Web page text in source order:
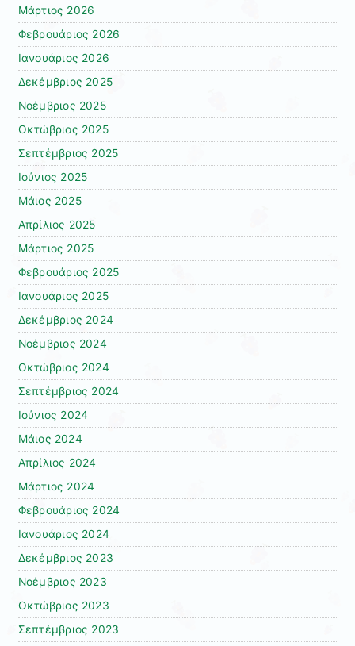
Μάρτιος 2026
Φεβρουάριος 2026
Ιανουάριος 2026
Δεκέμβριος 2025
Νοέμβριος 2025
Οκτώβριος 2025
Σεπτέμβριος 2025
Ιούνιος 2025
Μάιος 2025
Απρίλιος 2025
Μάρτιος 2025
Φεβρουάριος 2025
Ιανουάριος 2025
Δεκέμβριος 2024
Νοέμβριος 2024
Οκτώβριος 2024
Σεπτέμβριος 2024
Ιούνιος 2024
Μάιος 2024
Απρίλιος 2024
Μάρτιος 2024
Φεβρουάριος 2024
Ιανουάριος 2024
Δεκέμβριος 2023
Νοέμβριος 2023
Οκτώβριος 2023
Σεπτέμβριος 2023